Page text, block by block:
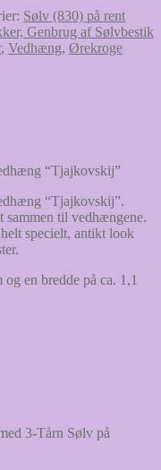
Sølv (830) på rent
Genbrug af Sølvbestik
, Vedhæng, Ørekroge
“Tjajkovskij”
“Tjajkovskij”.
sammen til vedhængene.
specielt, antikt look
en bredde på ca. 1,1
3-Tårn Sølv på